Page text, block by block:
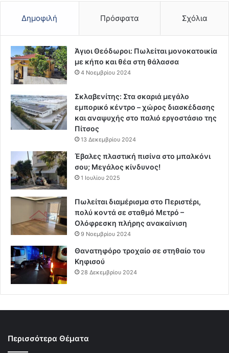
Δημοφιλή Πρόσφατα Σχόλια
Άγιοι Θεόδωροι: Πωλείται μονοκατοικία
με κήπο και θέα στη θάλασσα
4 Νοεμβρίου 2024
Σκλαβενίτης: Στα σκαριά μεγάλο
εμπορικό κέντρο – χώρος διασκέδασης
και αναψυχής στο παλιό εργοστάσιο της
Πίτσος
13 Δεκεμβρίου 2024
Έβαλες πλαστική πισίνα στο μπαλκόνι
σου; Μεγάλος κίνδυνος!
1 Ιουλίου 2025
Πωλείται διαμέρισμα στο Περιστέρι,
πολύ κοντά σε σταθμό Μετρό –
Ολόφρεσκη πλήρης ανακαίνιση
9 Νοεμβρίου 2024
Θανατηφόρο τροχαίο σε στηθαίο του
Κηφισού
28 Δεκεμβρίου 2024
Περισσότερα Θέματα